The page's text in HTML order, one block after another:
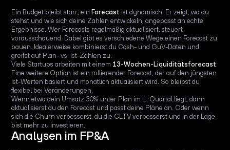
Ein Budget bleibt starr, ein Forecast ist dynamisch. Er zeigt, wo du
stehst und wie sich deine Zahlen entwickeln, angepasst an echte
Ergebnisse. Wer Forecasts regelmäßig aktualisiert, steuert
vorausschauend. Dabei gibt es verschiedene Wege einen Forecast zu
bauen. Idealerweise kombinierst du Cash- und GuV-Daten und
greifst auf Plan- vs. Ist-Zahlen zu.
Viele Startups arbeiten mit einem 13-Wochen-Liquiditätsforecast
Eine weitere Option ist ein rollierender Forecast, der auf den jüngsten
Ist-Werten basiert und monatlich aktualisiert wird. So bleibst du
flexibel bei Veränderungen.
Wenn etwa dein Umsatz 30% unter Plan im 1. Quartal liegt, dann
aktualisierst du den Forecast und passt deine Pläne an. Oder wenn
sich die Churn verbesserst, du die CLTV verbesserst und in der Lage
bist mehr zu investieren.
Analysen im FP&A